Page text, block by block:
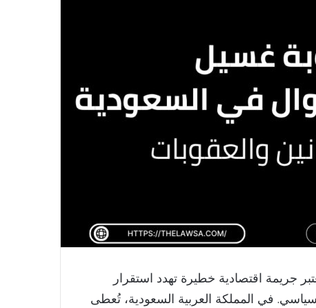
جريمة اقتصادية خطيرة تهدد استقرار
في المملكة العربية السعودية، تُعطى